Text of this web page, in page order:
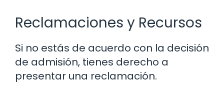
Reclamaciones y Recursos
Si no estás de acuerdo con la decisión
de admisión, tienes derecho a
presentar una reclamación.